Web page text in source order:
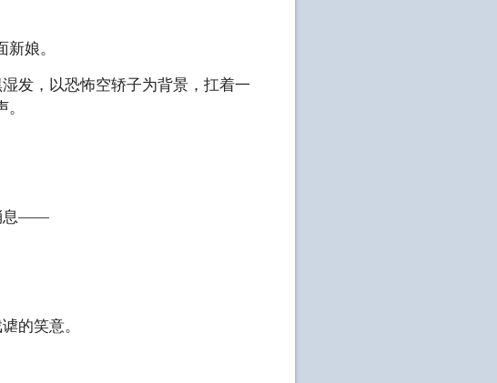
娘。
发，以恐怖空轿子为背景，扛着一
息——
的笑意。